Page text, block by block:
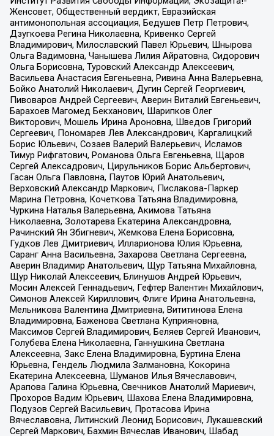
Женсовет, Общественный вердикт, Евразийская
антимонопольная ассоциация, Бедушев Петр Петрович,
Дзугкоева Регина Николаевна, Кривенко Сергей
Владимирович, Милославский Павел Юрьевич, Шнырова
Ольга Вадимовна, Чанышева Лилия Айратовна, Сидорович
Ольга Борисовна, Туровский Александр Алексеевич,
Васильева Анастасия Евгеньевна, Ривина Анна Валерьевна,
Бойко Анатолий Николаевич, Дугин Сергей Георгиевич,
Пивоваров Андрей Сергеевич, Аверин Виталий Евгеньевич,
Барахоев Магомед Бекханович, Шарипков Олег
Викторович, Мошель Ирина Ароновна, Шведов Григорий
Сергеевич, Пономарев Лев Александрович, Каргалицкий
Борис Юльевич, Созаев Валерий Валерьевич, Исламов
Тимур Рифгатович, Романова Ольга Евгеньевна, Щаров
Сергей Алексадрович, Цирульников Борис Альбертович,
Гасан Ольга Павловна, Паутов Юрий Анатольевич,
Верховский Александр Маркович, Пислакова-Паркер
Марина Петровна, Кочеткова Татьяна Владимировна,
Чуркина Наталья Валерьевна, Акимова Татьяна
Николаевна, Золотарева Екатерина Александровна,
Рачинский Ян Збигневич, Жемкова Елена Борисовна,
Гудков Лев Дмитриевич, Илларионова Юлия Юрьевна,
Саранг Анна Васильевна, Захарова Светлана Сергеевна,
Аверин Владимир Анатольевич, Щур Татьяна Михайловна,
Щур Николай Алексеевич, Блинушов Андрей Юрьевич,
Мосин Алексей Геннадьевич, Гефтер Валентин Михайлович,
Симонов Алексей Кириллович, Флиге Ирина Анатольевна,
Мельникова Валентина Дмитриевна, Вититинова Елена
Владимировна, Баженова Светлана Куприяновна,
Максимов Сергей Владимирович, Беляев Сергей Иванович,
Голубева Елена Николаевна, Ганнушкина Светлана
Алексеевна, Закс Елена Владимировна, Буртина Елена
Юрьевна, Гендель Людмила Залмановна, Кокорина
Екатерина Алексеевна, Шуманов Илья Вячеславович,
Арапова Галина Юрьевна, Свечников Анатолий Мариевич,
Прохоров Вадим Юрьевич, Шахова Елена Владимировна,
Подузов Сергей Васильевич, Протасова Ирина
Вячеславовна, Литинский Леонид Борисович, Лукашевский
Сергей Маркович, Бахмин Вячеслав Иванович, Шабад